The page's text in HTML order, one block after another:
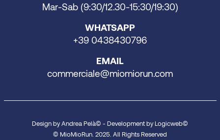
Mar-Sab (9:30/12.30-15:30/19:30)
WHATSAPP
+39 0438430796
EMAIL
commerciale@miomiorun.com
Design by Andrea Pelà© - Development byLogicweb©
© MioMioRun. 2025. All Rights Reserved